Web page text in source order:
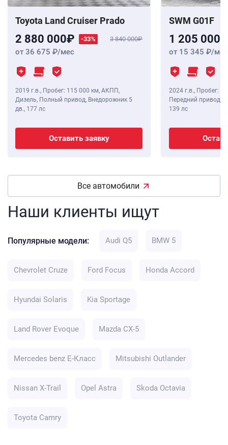
Toyota Land Cruiser Prado
2 880 000 -33% 3 840 000
от 36 675 /мес
2019 г.в., Пробег: 115 000 км, АКПП,
Дизель, Полный привод, Внедорожник 5
дв., 177 лс
Оставить заявку
SWM G01F
1 205 000
от 15 345 /мес
2024 г.в., Пробег: 8
Передний привод,
139 лс
Все автомобили
Наши клиенты ищут
Популярные модели: Audi Q5 BMW 5
Chevrolet Cruze Ford Focus Honda Accord
Hyundai Solaris Kia Sportage
Land Rover Evoque Mazda CX-5
Mercedes benz E-Класс Mitsubishi Outlander
Nissan X-Trail Opel Astra Skoda Octavia
Toyota Camry